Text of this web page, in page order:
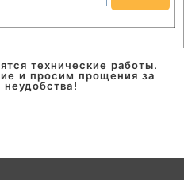
технические работы.
и просим прощения за